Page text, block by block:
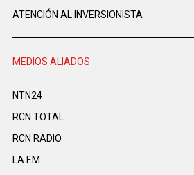
ATENCIÓN AL INVERSIONISTA
MEDIOS ALIADOS
NTN24
RCN TOTAL
RCN RADIO
LA F.M.